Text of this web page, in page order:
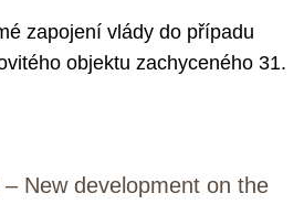
zapojení vlády do případu
objektu zachyceného 31.
– New development on the